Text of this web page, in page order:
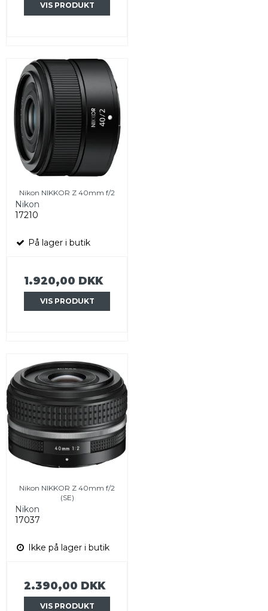
VIS PRODUKT
Nikon NIKKOR Z 40mm f/2
Nikon
17210
På lager i butik
1.920,00 DKK
VIS PRODUKT
Nikon NIKKOR Z 40mm f/2
(SE)
Nikon
17037
Ikke på lager i butik
2.390,00 DKK
VIS PRODUKT